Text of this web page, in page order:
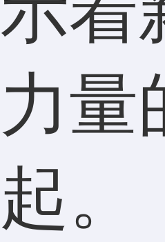
力量
起。